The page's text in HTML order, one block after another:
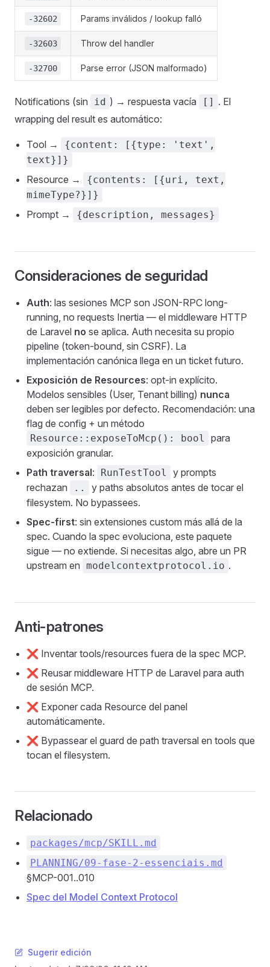
-32602 Params inválidos / lookup falló
-32603 Throw del handler
-32700 Parse error (JSON malformado)
Notifications (sin id ) → respuesta vacía [] . El
wrapping del result es automático:
Tool →
{content: [{type: 'text',
text}]}
Resource →
{contents: [{uri, text,
mimeType?}]}
Prompt → {description, messages}
Consideraciones de seguridad
Auth: las sesiones MCP son JSON-RPC long-
running, no requests Inertia — el middleware HTTP
de Laravel no se aplica. Auth necesita su propio
pipeline (token-bound, sin CSRF). La
implementación canónica llega en un ticket futuro.
Exposición de Resources: opt-in explícito.
Modelos sensibles (User, Tenant billing) nunca
deben ser legibles por defecto. Recomendación: una
flag de config + un método
Resource::exposeToMcp(): bool
para
exposición granular.
Path traversal: RunTestTool
y prompts
rechazan
..
y paths absolutos antes de tocar el
filesystem. No bypassees.
Spec-first: sin extensiones custom más allá de la
spec. Cuando la spec evoluciona, este paquete
sigue — no extiende. Si necesitas algo, abre un PR
upstream en modelcontextprotocol.io .
Anti-patrones
❌ Inventar tools/resources fuera de la spec MCP.
❌ Reusar middleware HTTP de Laravel para auth
de sesión MCP.
❌ Exponer cada Resource del panel
automáticamente.
❌ Bypassear el guard de path traversal en tools que
tocan el filesystem.
Relacionado
packages/mcp/SKILL.md
PLANNING/09-fase-2-essenciais.md
§MCP-001..010
Spec del Model Context Protocol
Sugerir edición